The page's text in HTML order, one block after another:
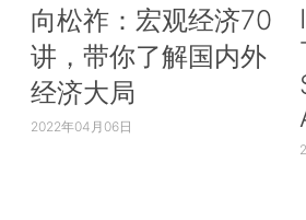
向松祚：宏观经济70
讲，带你了解国内外
经济大局
2022年04月06日